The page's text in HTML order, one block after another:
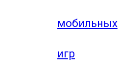
мобильных
игр